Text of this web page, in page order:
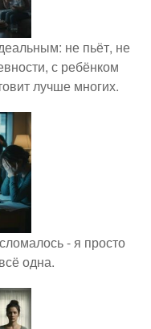
не пьёт, не
с ребёнком
лучше многих.
- я просто
одна.